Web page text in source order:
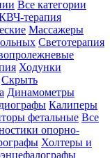
Все категории
терапия
Массажеры
Светотерапия
Ходунки
Скрыть
Динамометры
Калиперы
фетальные Все
опорно-
Холтеры и